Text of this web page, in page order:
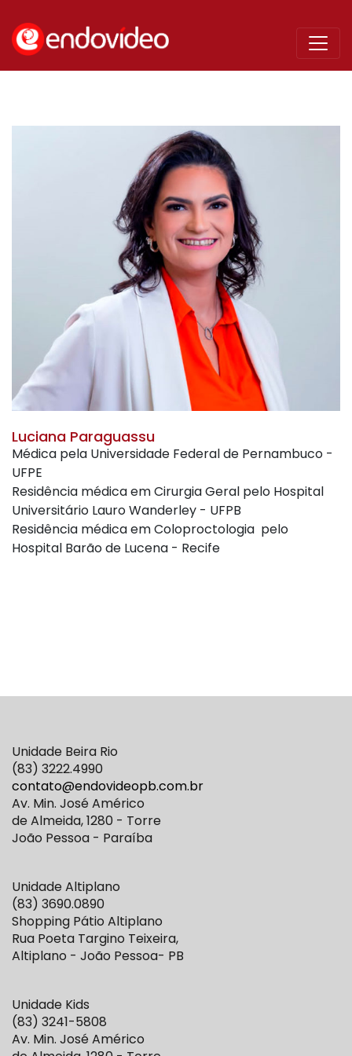
Luciana Paraguassu
Médica pela Universidade Federal de Pernambuco -
UFPE
Residência médica em Cirurgia Geral pelo Hospital
Universitário Lauro Wanderley - UFPB
Residência médica em Coloproctologia pelo
Hospital Barão de Lucena - Recife
Unidade Beira Rio
(83) 3222.4990
contato@endovideopb.com.br
Av. Min. José Américo
de Almeida, 1280 - Torre
João Pessoa - Paraíba
Unidade Altiplano
(83) 3690.0890
Shopping Pátio Altiplano
Rua Poeta Targino Teixeira,
Altiplano - João Pessoa- PB
Unidade Kids
(83) 3241-5808
Av. Min. José Américo